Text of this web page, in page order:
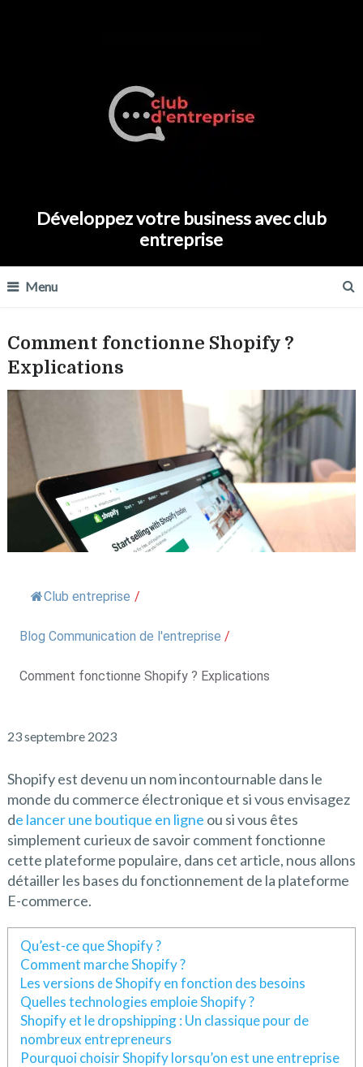
Développez votre business avec club
entreprise
Menu
Comment fonctionne Shopify ?
Explications
Club entreprise /
Blog Communication de l'entreprise /
Comment fonctionne Shopify ? Explications
23 septembre 2023
Shopify est devenu un nom incontournable dans le
monde du commerce électronique et si vous envisagez
de lancer une boutique en ligne ou si vous êtes
simplement curieux de savoir comment fonctionne
cette plateforme populaire, dans cet article, nous allons
détailler les bases du fonctionnement de la plateforme
E-commerce.
Qu’est-ce que Shopify ?
Comment marche Shopify ?
Les versions de Shopify en fonction des besoins
Quelles technologies emploie Shopify ?
Shopify et le dropshipping : Un classique pour de
nombreux entrepreneurs
Pourquoi choisir Shopify lorsqu’on est une entreprise